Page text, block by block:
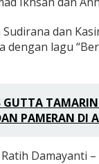
dan
dengan lagu
PAMERAN DI
Damayanti –